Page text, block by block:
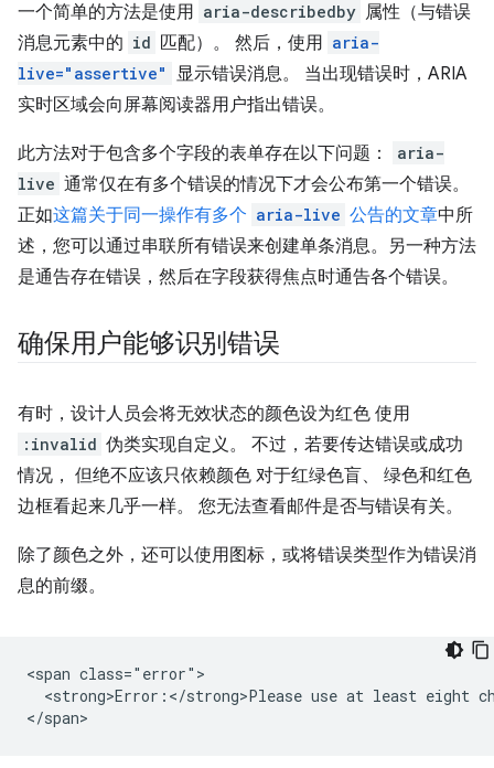
一个简单的方法是使用 aria-describedby 属性（与错误
消息元素中的 id 匹配）。 然后，使用 aria-
live="assertive" 显示错误消息。 当出现错误时，ARIA
实时区域会向屏幕阅读器用户指出错误。
此方法对于包含多个字段的表单存在以下问题：
aria-
live 通常仅在有多个错误的情况下才会公布第一个错误。
正如这篇关于同一操作有多个 aria-live 公告的文章中所
述，您可以通过串联所有错误来创建单条消息。另一种方法
是通告存在错误，然后在字段获得焦点时通告各个错误。
确保用户能够识别错误
有时，设计人员会将无效状态的颜色设为红色 使用
:invalid 伪类实现自定义。 不过，若要传达错误或成功
情况， 但绝不应该只依赖颜色 对于红绿色盲、 绿色和红色
边框看起来几乎一样。 您无法查看邮件是否与错误有关。
除了颜色之外，还可以使用图标，或将错误类型作为错误消
息的前缀。
<span class="error">
<strong>Error:</strong>Please use at least eight